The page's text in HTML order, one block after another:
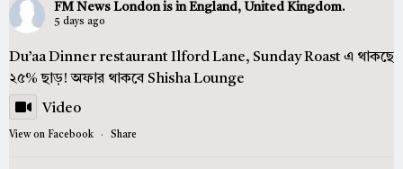
FM News London is in England, United Kingdom.
5 days ago
Du’aa Dinner restaurant Ilford Lane, Sunday Roast এ থাকছে
২৫% ছাড়! অফার থাকবে Shisha Lounge
Video
View on Facebook · Share